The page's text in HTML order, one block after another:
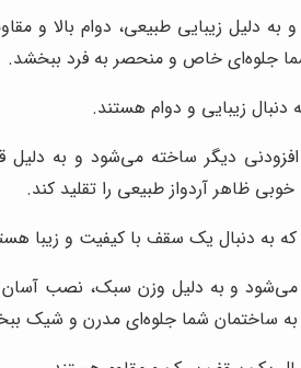
دلیل زیبایی طبیعی، دوام بالا و
جلوه‌ای خاص و منحصر به فرد ببخشد.
زیبایی و دوام هستند.
افزودنی دیگر ساخته می‌شود و به
ظاهر آردواز طبیعی را تقلید کند.
به دنبال یک سقف با کیفیت و زیبا
می‌شود و به دلیل وزن سبک، نصب
ساختمان شما جلوه‌ای مدرن و شیک